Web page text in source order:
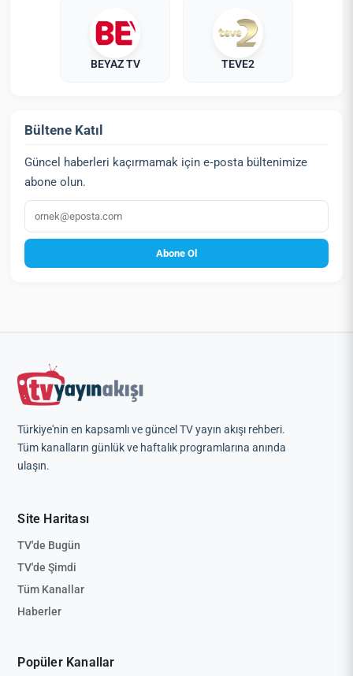
BEYAZ TV TEVE2
Bültene Katıl
Güncel haberleri kaçırmamak için e‑posta bültenimize
abone olun.
E‑posta
Abone Ol
Türkiye'nin en kapsamlı ve güncel TV yayın akışı rehberi.
Tüm kanalların günlük ve haftalık programlarına anında
ulaşın.
Site Haritası
TV'de Bugün
TV'de Şimdi
Tüm Kanallar
Haberler
Popüler Kanallar